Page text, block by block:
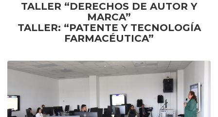
TALLER “DERECHOS DE AUTOR Y
MARCA”
TALLER: “PATENTE Y TECNOLOGÍA
FARMACÉUTICA”